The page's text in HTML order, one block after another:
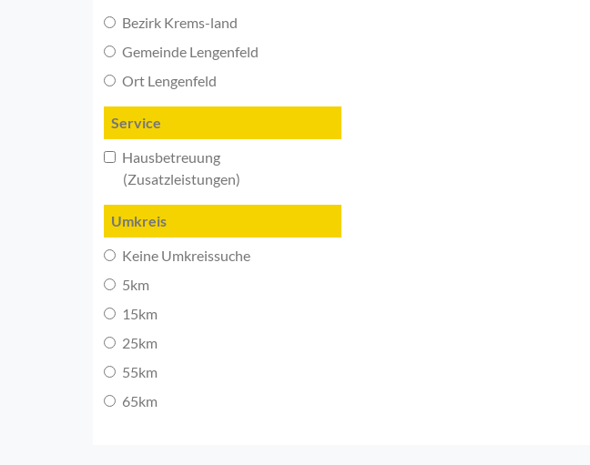
Bezirk Krems-land
Gemeinde Lengenfeld
Ort Lengenfeld
Service
Hausbetreuung
(Zusatzleistungen)
Umkreis
Keine Umkreissuche
5km
15km
25km
55km
65km